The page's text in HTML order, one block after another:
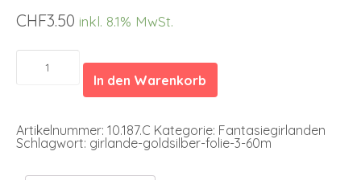
CHF3.50 inkl. 8.1% MwSt.
Girlande
gold/silber
Folie
In den Warenkorb
Artikelnummer: 10.187.C Kategorie: Fantasiegirlanden
Schlagwort: girlande-goldsilber-folie-3-60m